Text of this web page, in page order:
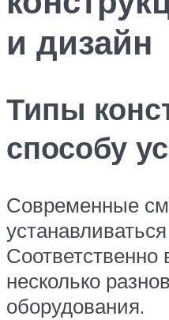
и дизайн
Типы
способу
Современные
Соответственно
несколько
оборудования.